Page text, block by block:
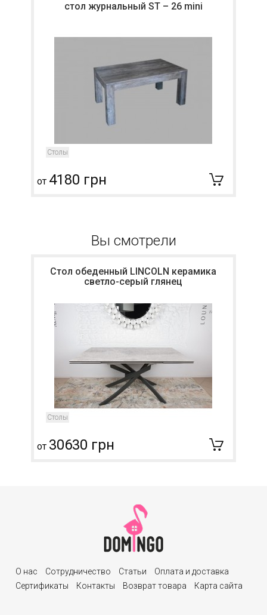
стол журнальный ST – 26 mini
Столы
от 4180 грн
Вы смотрели
Стол обеденный LINCOLN керамика
светло-серый глянец
Столы
от 30630 грн
О нас Сотрудничество Статьи
Оплата и доставка
Сертификаты
Контакты Возврат товара Карта сайта